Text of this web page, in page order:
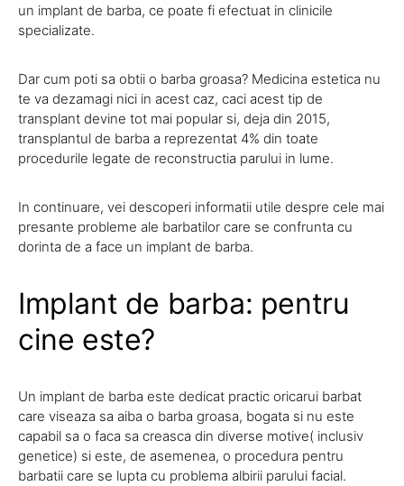
un implant de barba, ce poate fi efectuat in clinicile
specializate.
Dar cum poti sa obtii o barba groasa? Medicina estetica nu
te va dezamagi nici in acest caz, caci acest tip de
transplant devine tot mai popular si, deja din 2015,
transplantul de barba a reprezentat 4% din toate
procedurile legate de reconstructia parului in lume.
In continuare, vei descoperi informatii utile despre cele mai
presante probleme ale barbatilor care se confrunta cu
dorinta de a face un implant de barba.
Implant de barba: pentru
cine este?
Un implant de barba este dedicat practic oricarui barbat
care viseaza sa aiba o barba groasa, bogata si nu este
capabil sa o faca sa creasca din diverse motive( inclusiv
genetice) si este, de asemenea, o procedura pentru
barbatii care se lupta cu problema albirii parului facial.